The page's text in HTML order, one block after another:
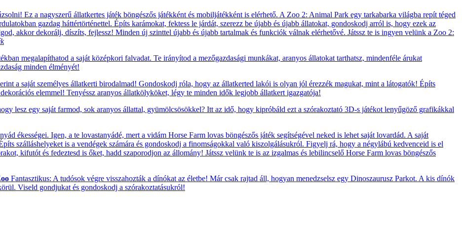
Ez a nagyszerű állatkertes játék böngészős játékként és mobiljátékként is elérhető. A Zoo 2: Animal Park egy tarkabarka világba repít téged
gazdag háttértörténettel. Építs karámokat, fektess le járdát, szerezz be újabb és újabb állatokat, gondoskodj arról is, hogy ezek az
akkor dekorálj, díszíts, fejlessz! Minden új szinttel újabb és újabb tartalmak és funkciók válnak elérhetővé. Játssz te is ingyen velünk a Zoo 2:
megalapíthatod a saját középkori falvadat. Te irányítod a mezőgazdasági munkákat, aranyos állatokat tarthatsz, mindenféle árukat
minden élményét!
a saját személyes állatkerti birodalmad! Gondoskodj róla, hogy az állatkerted lakói is olyan jól érezzék magukat, mint a látogatók! Építs
elemmel! Tenyéssz aranyos állatkölyköket, légy te minden idők legjobb állatkert igazgatója!
lesz egy saját farmod, sok aranyos állattal, gyümölcsösökkel? Itt az idő, hogy kipróbáld ezt a szórakoztató 3D-s játékot lenyűgöző grafikákkal
ékességei. Igen, a te lovastanyádé, mert a vidám Horse Farm lovas böngészős játék segítségével neked is lehet saját lovardád. A saját
szálláshelyeket is a vendégek számára és gondoskodj a finomságokkal való kiszolgálásukról. Figyelj rá, hogy a négylábú kedvenceid is el
kifutót és fedeztesd is őket, hadd szaporodjon az állomány! Játssz velünk te is az izgalmas és lebilincselő Horse Farm lovas böngészős
Fantasztikus: A tudósok végre visszahozták a dínókat az életbe! Már csak rajtad áll, hogyan menedzselsz egy Dinoszaurusz Parkot. A kis dínók
Viseld gondjukat és gondoskodj a szórakoztatásukról!